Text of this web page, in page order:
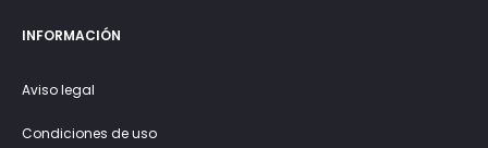
INFORMACIÓN
Aviso legal
Condiciones de uso